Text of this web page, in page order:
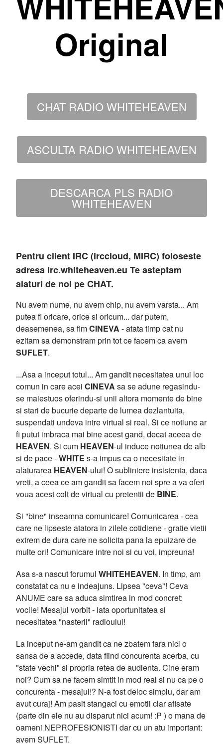
Original
CHAT RADIO WHITEHEAVEN
ASCULTA RADIO WHITEHEAVEN
DESCARCA PLS RADIO
WHITEHEAVEN
Pentru client IRC (irccloud, MIRC) foloseste
adresa irc.whiteheaven.eu Te asteptam
alaturi de noi pe CHAT.
Nu avem nume, nu avem chip, nu avem varsta... Am
putea fi oricare, orice si oricum... dar putem,
deasemenea, sa fimCINEVA - atata timp cat nu
ezitam sa demonstram prin tot ce facem ca avem
SUFLET.
...Asa a inceput totul... Am gandit necesitatea unui loc
comun in care acei CINEVA sa se adune regasindu-
se maiestuos oferindu-si unii altora momente de bine
si stari de bucurie departe de lumea dezlantuita,
suspendati undeva intre virtual si real. Si ce notiune ar
fi putut imbraca mai bine acest gand, decat aceea de
HEAVEN. Si cum HEAVEN-ul induce notiunea de alb
si de pace -WHITE s-a impus ca o necesitate in
alaturarea HEAVEN-ului! O subliniere insistenta, daca
vreti, a ceea ce am gandit sa facem noi spre a va oferi
voua acest colt de virtual cu pretentii de BINE.
Si "bine" inseamna comunicare! Comunicarea - cea
care ne lipseste atatora in zilele cotidiene - gratie vietii
extrem de dura care ne solicita pana la epuizare de
multe ori! Comunicare intre noi si cu voi, impreuna!
Asa s-a nascut forumul WHITEHEAVEN. In timp, am
constatat ca nu e indeajuns. Lipsea "ceva"! Ceva
ANUME care sa aduca simtirea in mod concret:
vocile! Mesajul vorbit - iata oportunitatea si
necesitatea "nasterii" radioului!
La inceput ne-am gandit ca ne zbatem fara nici o
sansa de a accede, data fiind concurenta acerba, cu
"state vechi" si propria retea de audienta. Cine eram
noi? Cum sa ne facem simtit in mod real si nu ca pe o
concurenta - mesajul!? N-a fost deloc simplu, dar am
avut curaj! Am pasit stangaci cu emotii clar afisate
(parte din ele nu au disparut nici acum! :P ) o mana de
oameni NEPROFESIONISTI dar cu un atu important:
avem SUFLET.